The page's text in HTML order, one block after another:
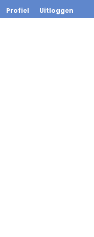
Profiel Uitloggen